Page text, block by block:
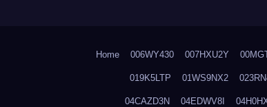
Home 006WY430 007HXU2Y
019K5LTP 01WS9NX2
04CAZD3N 04EDWV8I